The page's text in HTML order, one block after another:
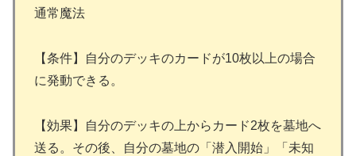
通常魔法
【条件】自分のデッキのカードが10枚以上の場合
に発動できる。
【効果】自分のデッキの上からカード2枚を墓地へ
送る。その後、自分の墓地の「潜入開始」「未知